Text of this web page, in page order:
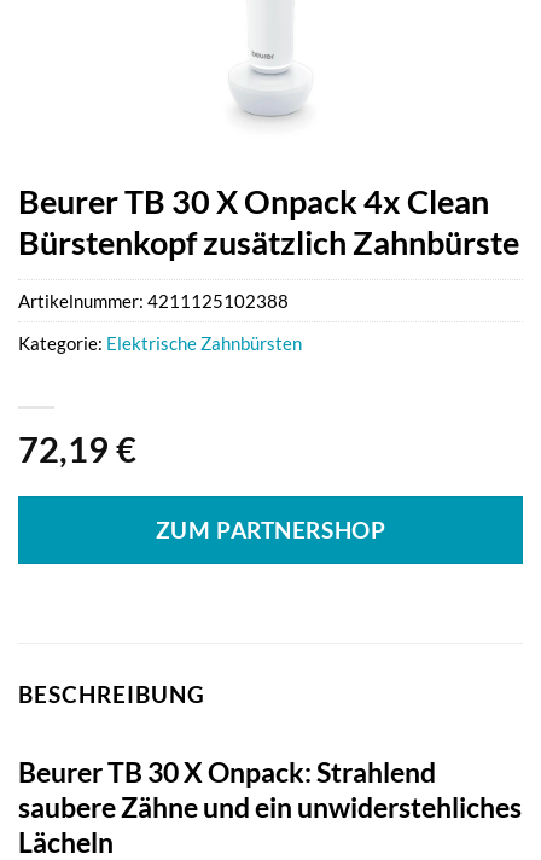
Beurer TB 30 X Onpack 4x Clean
Bürstenkopf zusätzlich Zahnbürste
72,19 €
ZUM PARTNERSHOP
Artikelnummer: 4211125102388
Kategorie: Elektrische Zahnbürsten
BESCHREIBUNG
Beurer TB 30 X Onpack: Strahlend
saubere Zähne und ein unwiderstehliches
Lächeln